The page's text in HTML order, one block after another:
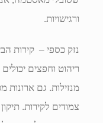
ורגישויות.
נזק כספי – קירות
ריהוט וחפצים
מנזילות. גם ארונות
צמודים לקירות.